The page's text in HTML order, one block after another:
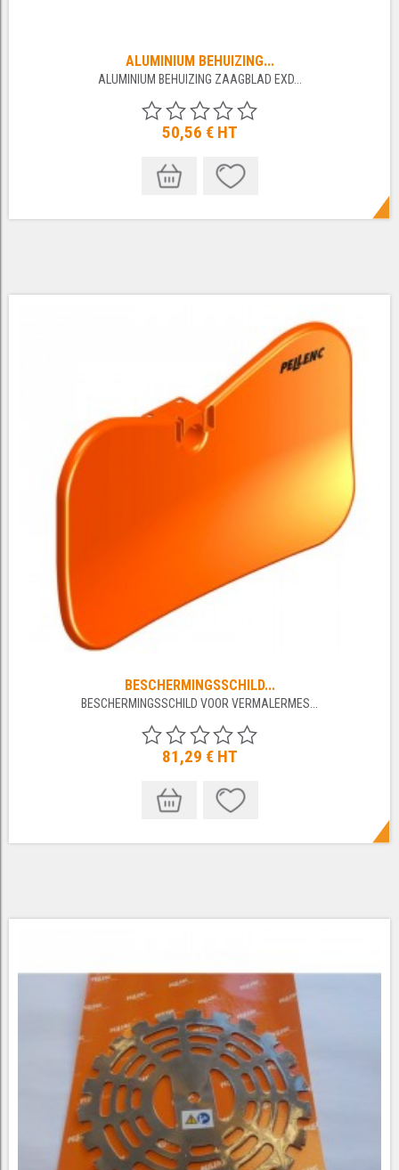
ALUMINIUM BEHUIZING...
ALUMINIUM BEHUIZING ZAAGBLAD EXD...
50,56 € HT
BESCHERMINGSSCHILD...
BESCHERMINGSSCHILD VOOR VERMALERMES...
81,29 € HT